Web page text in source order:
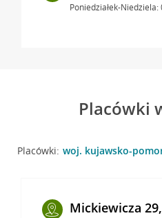
Poniedziałek-
Placówki
Placówki: woj. kujawsko-
Mickiewicza